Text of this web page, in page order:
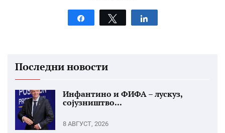
Tweet
Последни новости
Инфантино и ФИФА – лускуз,
сојузништво...
8 АВГУСТ, 2026